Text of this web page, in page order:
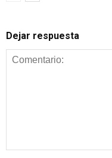
Dejar respuesta